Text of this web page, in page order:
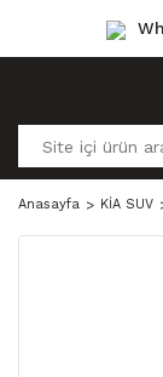
Anasayfa KİA SUV